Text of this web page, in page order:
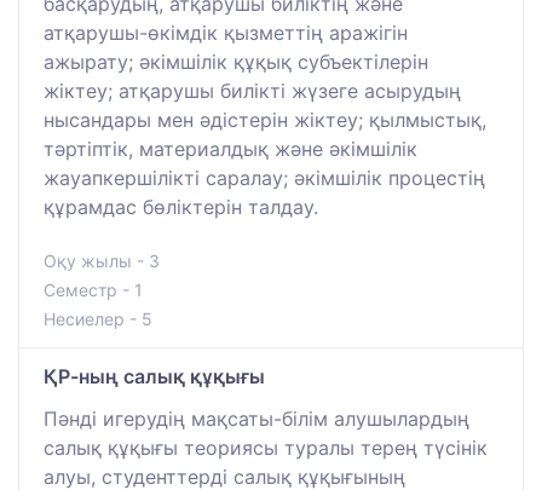
атқарушы-өкімдік қызметтің аражігін
ажырату; әкімшілік құқық субъектілерін
жіктеу; атқарушы билікті жүзеге асырудың
нысандары мен әдістерін жіктеу; қылмыстық,
тәртіптік, материалдық және әкімшілік
жауапкершілікті саралау; әкімшілік процестің
құрамдас бөліктерін талдау.
Оқу жылы - 3
Семестр - 1
Несиелер - 5
ҚР-ның салық құқығы
Пәнді игерудің мақсаты-білім алушылардың
салық құқығы теориясы туралы терең түсінік
алуы, студенттерді салық құқығының